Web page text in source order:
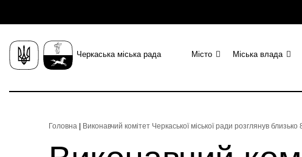
Черкаська міська рада Місто Міська влада
Головна Виконавчий комітет Черкаської міської ради розглянув